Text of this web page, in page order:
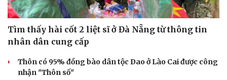
Tìm thấy hài cốt 2 liệt sĩ ở Đà Nẵng từ thông tin
nhân dân cung cấp
Thôn có 95% đồng bào dân tộc Dao ở Lào Cai được công
nhận "Thôn số"